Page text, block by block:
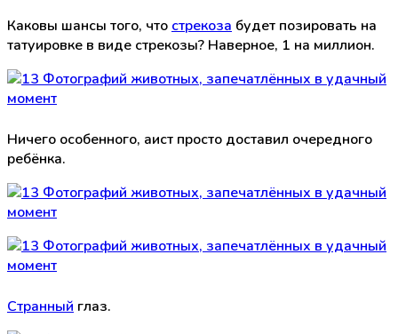
Каковы шансы того, что стрекоза будет позировать на
татуировке в виде стрекозы? Наверное, 1 на миллион.
Ничего особенного, аист просто доставил очередного
ребёнка.
Странный глаз.